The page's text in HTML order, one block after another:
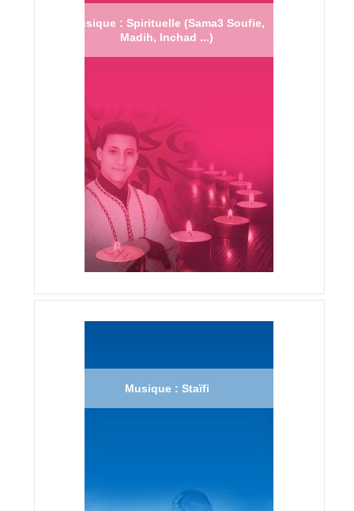
Musique : Spirituelle (Sama3 Soufie,
Madih, Inchad ...)
Musique : Staïfi